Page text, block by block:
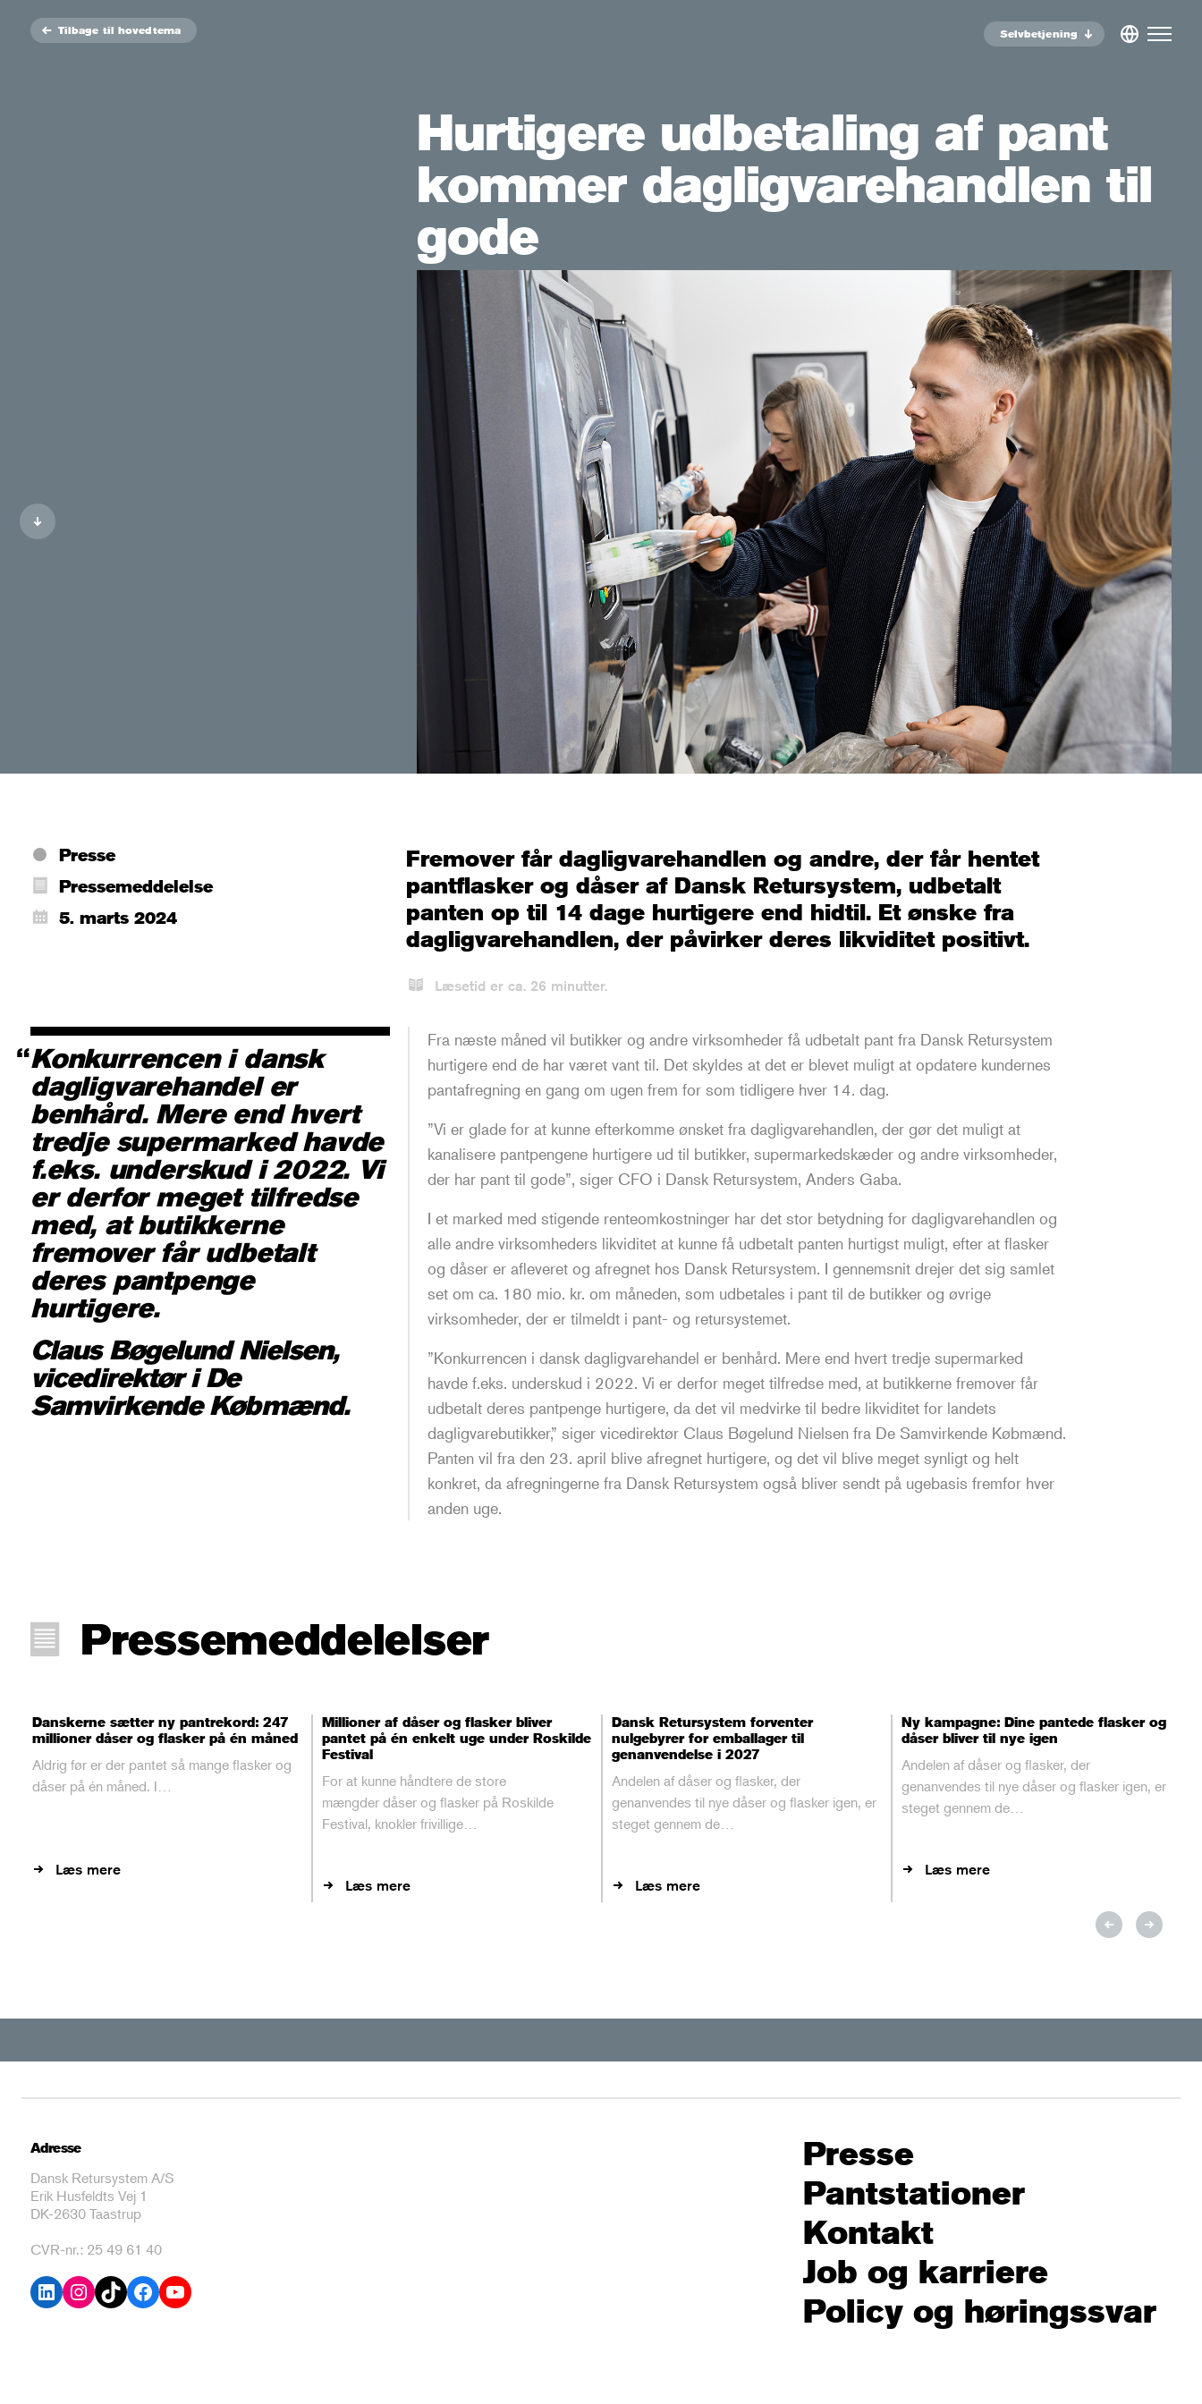
Tilbage til hovedtema Selvbetjening
Hurtigere udbetaling af pant
kommer dagligvarehandlen til
gode
Presse
Pressemeddelelse
5. marts 2024
Fremover får dagligvarehandlen og andre, der får hentet
pantflasker og dåser af Dansk Retursystem, udbetalt
panten op til 14 dage hurtigere end hidtil. Et ønske fra
dagligvarehandlen, der påvirker deres likviditet positivt.
Læsetid er ca. 26 minutter.
Konkurrencen i dansk
dagligvarehandel er
benhård. Mere end hvert
tredje supermarked havde
f.eks. underskud i 2022. Vi
er derfor meget tilfredse
med, at butikkerne
fremover får udbetalt
deres pantpenge
hurtigere.
Claus Bøgelund Nielsen,
vicedirektør i De
Samvirkende Købmænd.
Fra næste måned vil butikker og andre virksomheder få udbetalt pant fra Dansk Retursystem
hurtigere end de har været vant til. Det skyldes at det er blevet muligt at opdatere kundernes
pantafregning en gang om ugen frem for som tidligere hver 14. dag.
”Vi er glade for at kunne efterkomme ønsket fra dagligvarehandlen, der gør det muligt at
kanalisere pantpengene hurtigere ud til butikker, supermarkedskæder og andre virksomheder,
der har pant til gode”, siger CFO i Dansk Retursystem, Anders Gaba.
I et marked med stigende renteomkostninger har det stor betydning for dagligvarehandlen og
alle andre virksomheders likviditet at kunne få udbetalt panten hurtigst muligt, efter at flasker
og dåser er afleveret og afregnet hos Dansk Retursystem. I gennemsnit drejer det sig samlet
set om ca. 180 mio. kr. om måneden, som udbetales i pant til de butikker og øvrige
virksomheder, der er tilmeldt i pant- og retursystemet.
”Konkurrencen i dansk dagligvarehandel er benhård. Mere end hvert tredje supermarked
havde f.eks. underskud i 2022. Vi er derfor meget tilfredse med, at butikkerne fremover får
udbetalt deres pantpenge hurtigere, da det vil medvirke til bedre likviditet for landets
dagligvarebutikker,” siger vicedirektør Claus Bøgelund Nielsen fra De Samvirkende Købmænd.
Panten vil fra den 23. april blive afregnet hurtigere, og det vil blive meget synligt og helt
konkret, da afregningerne fra Dansk Retursystem også bliver sendt på ugebasis fremfor hver
anden uge.
Pressemeddelelser
Danskerne sætter ny pantrekord: 247
millioner dåser og flasker på én måned
Aldrig før er der pantet så mange flasker og
dåser på én måned. I…
Læs mere
Millioner af dåser og flasker bliver
pantet på én enkelt uge under Roskilde
Festival
For at kunne håndtere de store
mængder dåser og flasker på Roskilde
Festival, knokler frivillige…
Læs mere
Dansk Retursystem forventer
nulgebyrer for emballager til
genanvendelse i 2027
Andelen af dåser og flasker, der
genanvendes til nye dåser og flasker igen, er
steget gennem de…
Læs mere
Ny kampagne: Dine pantede flasker og
dåser bliver til nye igen
Andelen af dåser og flasker, der
genanvendes til nye dåser og flasker igen, er
steget gennem de…
Læs mere
Adresse
Dansk Retursystem A/S
Erik Husfeldts Vej 1
DK-2630 Taastrup
CVR-nr.: 25 49 61 40
LinkedIn
Instagram
TikTokFacebook
YouTube
Presse
Pantstationer
Kontakt
Job og karriere
Policy og høringssvar